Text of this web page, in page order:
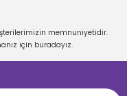
memnuniyetidir.
için buradayız.